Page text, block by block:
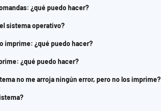
¿qué puedo hacer?
sistema operativo?
imprime: ¿qué puedo hacer?
¿qué puedo hacer?
no me arroja ningún error, pero no los imprime?